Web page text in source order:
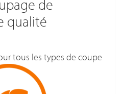
de
qualité
tous les types de coupe